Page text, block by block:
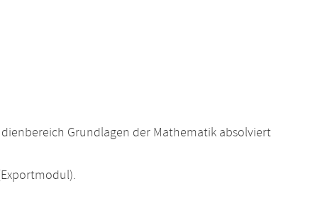
Grundlagen der Mathematik absolviert